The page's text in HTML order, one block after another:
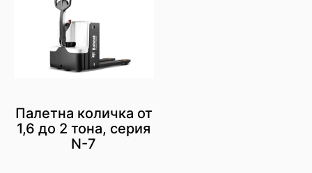
Палетна количка от
1,6 до 2 тона, серия
N-7